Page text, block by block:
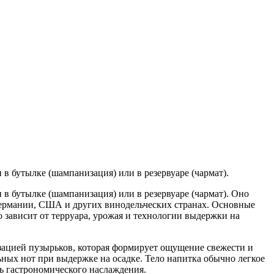
бутылке (шампанизация) или в резервуаре (чармат).
бутылке (шампанизация) или в резервуаре (чармат). Оно
США и других винодельческих странах. Основные
от терруара, урожая и технологии выдержки на
пузырьков, которая формирует ощущение свежести и
нот при выдержке на осадке. Тело напитка обычно легкое
гастрономического наслаждения.